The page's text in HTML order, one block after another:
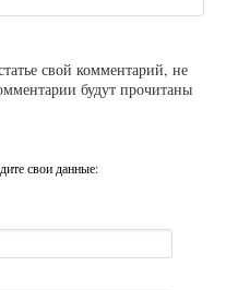
свой комментарий, не
будут прочитаны
свои данные: